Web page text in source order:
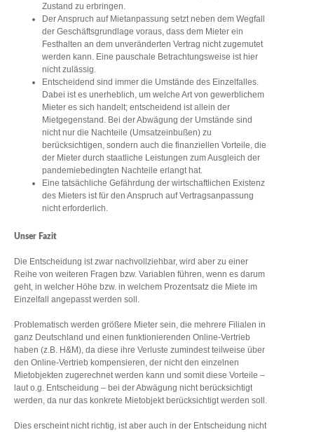
Zustand zu erbringen.
Der Anspruch auf Mietanpassung setzt neben dem Wegfall
der Geschäftsgrundlage voraus, dass dem Mieter ein
Festhalten an dem unveränderten Vertrag nicht zugemutet
werden kann. Eine pauschale Betrachtungsweise ist hier
nicht zulässig.
Entscheidend sind immer die Umstände des Einzelfalles.
Dabei ist es unerheblich, um welche Art von gewerblichem
Mieter es sich handelt; entscheidend ist allein der
Mietgegenstand. Bei der Abwägung der Umstände sind
nicht nur die Nachteile (Umsatzeinbußen) zu
berücksichtigen, sondern auch die finanziellen Vorteile, die
der Mieter durch staatliche Leistungen zum Ausgleich der
pandemiebedingten Nachteile erlangt hat.
Eine tatsächliche Gefährdung der wirtschaftlichen Existenz
des Mieters ist für den Anspruch auf Vertragsanpassung
nicht erforderlich.
Unser Fazit
Die Entscheidung ist zwar nachvollziehbar, wird aber zu einer
Reihe von weiteren Fragen bzw. Variablen führen, wenn es darum
geht, in welcher Höhe bzw. in welchem Prozentsatz die Miete im
Einzelfall angepasst werden soll.
Problematisch werden größere Mieter sein, die mehrere Filialen in
ganz Deutschland und einen funktionierenden Online-Vertrieb
haben (z.B. H&M), da diese ihre Verluste zumindest teilweise über
den Online-Vertrieb kompensieren, der nicht den einzelnen
Mietobjekten zugerechnet werden kann und somit diese Vorteile –
laut o.g. Entscheidung – bei der Abwägung nicht berücksichtigt
werden, da nur das konkrete Mietobjekt berücksichtigt werden soll.
Dies erscheint nicht richtig, ist aber auch in der Entscheidung nicht